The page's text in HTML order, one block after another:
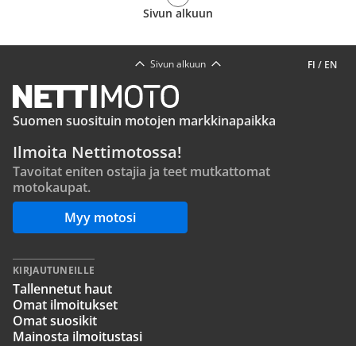
Sivun alkuun
FI / EN
Sivun alkuun
Suomen suosituin motojen markkinapaikka
Ilmoita Nettimotossa!
Tavoitat eniten ostajia ja teet mutkattomat
motokaupat.
Myy motosi
KIRJAUTUNEILLE
Tallennetut haut
Omat ilmoitukset
Omat suosikit
Mainosta ilmoitustasi